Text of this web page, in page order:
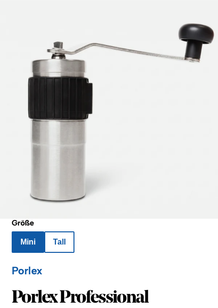
Größe
Mini Tall
Porlex
Porlex
Porlex Professional